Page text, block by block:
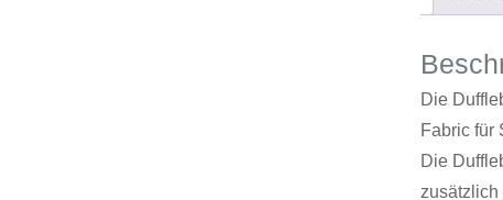
Die
Fabric für
Die